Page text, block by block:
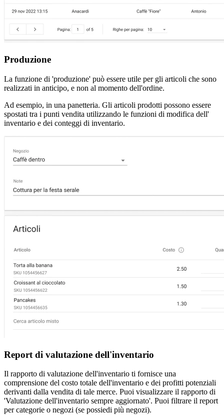
Produzione
La funzione di 'produzione' può essere utile per gli articoli che sono
realizzati in anticipo, e non al momento dell'ordine.
Ad esempio, in una panetteria. Gli articoli prodotti possono essere
spostati tra i punti vendita utilizzando le funzioni di modifica dell'
inventario e dei conteggi di inventario.
Report di valutazione dell'inventario
Il rapporto di valutazione dell'inventario ti fornisce una
comprensione del costo totale dell'inventario e dei profitti potenziali
derivanti dalla vendita di tale merce. Puoi visualizzare il rapporto di
'Valutazione dell'inventario sempre aggiornato'. Puoi filtrare il report
per categorie o negozi (se possiedi più negozi).